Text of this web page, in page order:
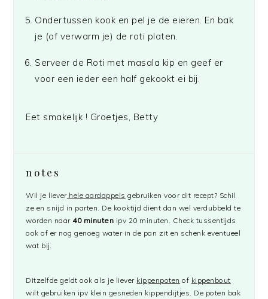
Ondertussen kook en pel je de eieren. En bak
je (of verwarm je) de roti platen.
Serveer de Roti met masala kip en geef er
voor een ieder een half gekookt ei bij.
Eet smakelijk ! Groetjes, Betty
notes
Wil je lieverhele aardappels gebruiken voor dit recept? Schil
ze en snijd in parten. De kooktijd dient dan wel verdubbeld te
worden naar 40 minuten ipv 20 minuten. Check tussentijds
ook of er nog genoeg water in de pan zit en schenk eventueel
wat bij.
Ditzelfde geldt ook als je liever kippenpoten of kippenbout
wilt gebruiken ipv klein gesneden kippendijtjes. De poten bak